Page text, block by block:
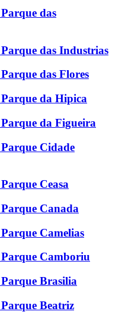
das
das Industrias
das Flores
da Hipica
da Figueira
Cidade
Ceasa
Canada
Camelias
Camboriu
Brasilia
Beatriz